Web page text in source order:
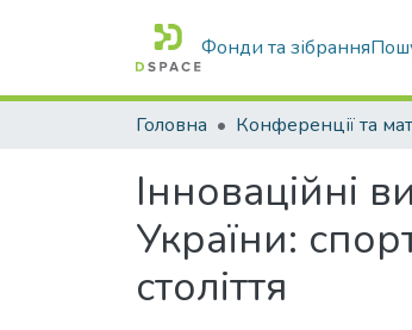
Фонди та зібрання
Головна
Інноваційні
України:
століття